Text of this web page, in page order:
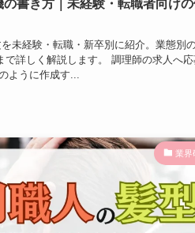
書き方｜未経験・転職者向け
未経験・転職・新卒別に紹介。業態別
で詳しく解説します。 調理師の求人へ応
ように作成す...
業界